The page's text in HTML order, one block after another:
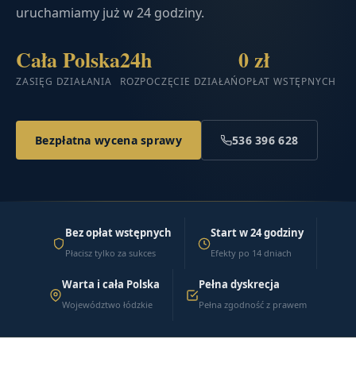
uruchamiamy już w 24 godziny.
Cała Polska
ZASIĘG DZIAŁANIA
24h
ROZPOCZĘCIE DZIAŁAŃ
0 zł
OPŁAT WSTĘPNYCH
Bezpłatna wycena sprawy 536 396 628
Bez opłat wstępnych
Płacisz tylko za sukces
Start w 24 godziny
Efekty po 14 dniach
Warta i cała Polska
Województwo łódzkie
Pełna dyskrecja
Pełna zgodność z prawem